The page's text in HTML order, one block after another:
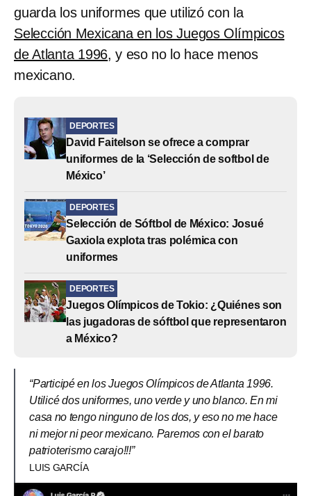
guarda los uniformes que utilizó con la
Selección Mexicana en los Juegos Olímpicos
de Atlanta 1996, y eso no lo hace menos
mexicano.
DEPORTES
David Faitelson se ofrece a comprar
uniformes de la ‘Selección de softbol de
México’
DEPORTES
Selección de Sóftbol de México: Josué
Gaxiola explota tras polémica con
uniformes
DEPORTES
Juegos Olímpicos de Tokio: ¿Quiénes son
las jugadoras de sóftbol que representaron
a México?
“Participé en los Juegos Olímpicos de Atlanta 1996.
Utilicé dos uniformes, uno verde y uno blanco. En mi
casa no tengo ninguno de los dos, y eso no me hace
ni mejor ni peor mexicano. Paremos con el barato
patrioterismo carajo!!!”
LUIS GARCÍA